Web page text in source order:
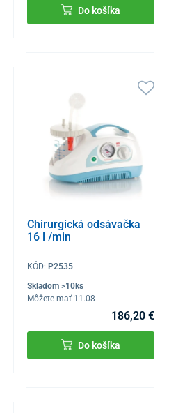
Do košíka
Chirurgická odsávačka
16 l /min
KÓD: P2535
Skladom >10ks
Môžete mať 11.08
186,20 €
Do košíka